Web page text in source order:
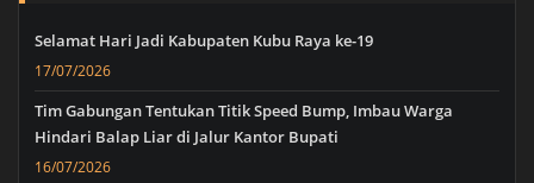
Selamat Hari Jadi Kabupaten Kubu Raya ke-19
17/07/2026
Tim Gabungan Tentukan Titik Speed Bump, Imbau Warga
Hindari Balap Liar di Jalur Kantor Bupati
16/07/2026